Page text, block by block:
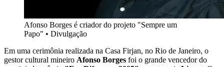
Afonso Borges é criador do projeto "Sempre um
Papo" • Divulgação
Em uma cerimônia realizada na Casa Firjan, no Rio de Janeiro, o
gestor cultural mineiro Afonso Borges foi o grande vencedor do